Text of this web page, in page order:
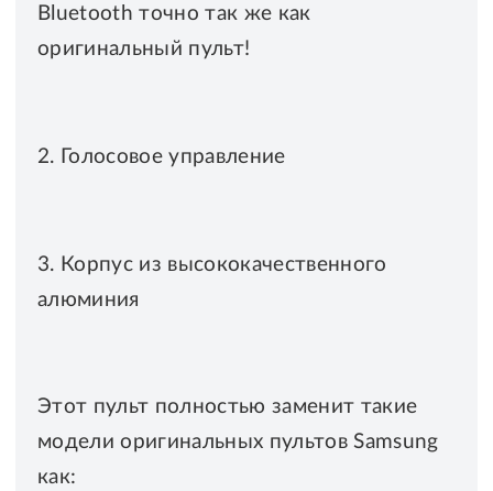
Bluetooth точно так же как
оригинальный пульт!
2. Голосовое управление
3. Корпус из высококачественного
алюминия
Этот пульт полностью заменит такие
модели оригинальных пультов Samsung
как: